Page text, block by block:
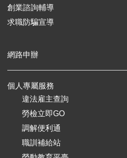
創業諮詢輔導
求職防騙宣導
網路申辦
個人專屬服務
違法雇主查詢
勞檢立即GO
調解便利通
職訓補給站